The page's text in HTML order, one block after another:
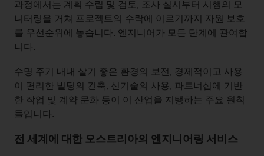
과정에서는 계획 수립 및 검토, 조사 실시부터 시행의 모
니터링을 거쳐 프로젝트의 수락에 이르기까지 자원 보호
를 우선순위에 놓습니다. 엔지니어가 모든 단계에 관여합
니다.
수명 주기 내내 살기 좋은 환경의 보전, 경제적이고 사용
이 편리한 빌딩의 건축, 신기술의 사용, 파트너십에 기반
한 작업 및 계약 문화 등이 이 산업을 지탱하는 주요 원칙
들입니다.
전 세계에 대한 오스트리아의 엔지니어링 서비스